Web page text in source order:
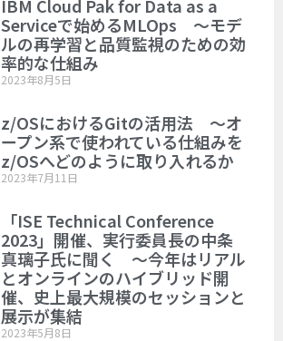
IBM Cloud Pak for Data as a
Serviceで始めるMLOps ～モデ
ルの再学習と品質監視のための効
率的な仕組み
2023年8月5日
z/OSにおけるGitの活用法 ～オ
ープン系で使われている仕組みを
z/OSへどのように取り入れるか
2023年7月11日
「ISE Technical Conference
2023」開催、実行委員長の中条
真璃子氏に聞く ～今年はリアル
とオンラインのハイブリッド開
催、史上最大規模のセッションと
展示が集結
2023年5月8日